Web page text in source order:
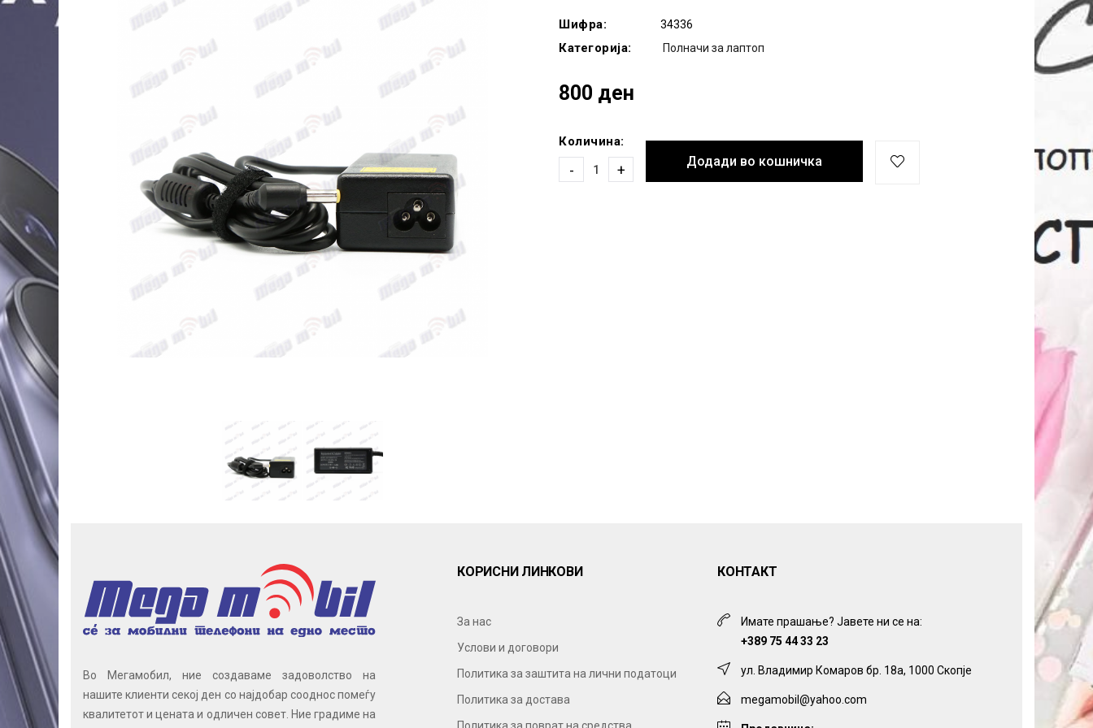
Шифра: 34336
Категорија: Полначи за лаптоп
800 ден
Количина:
- +
Додади во кошничка
Во Мегамобил, ние создаваме задоволство на
нашите клиенти секој ден со најдобар сооднос помеѓу
квалитетот и цената и одличен совет. Ние градиме на
КОРИСНИ ЛИНКОВИ
За нас
Услови и договори
Политика за заштита на лични податоци
Политика за достава
КОНТАКТ
Имате прашање? Јавете ни се на:
+389 75 44 33 23
ул. Владимир Комаров бр. 18а, 1000 Скопје
megamobil@yahoo.com